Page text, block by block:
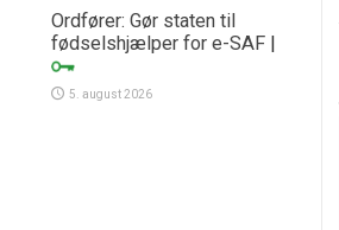
Ordfører: Gør staten til
fødselshjælper for e-SAF |
5. august 2026